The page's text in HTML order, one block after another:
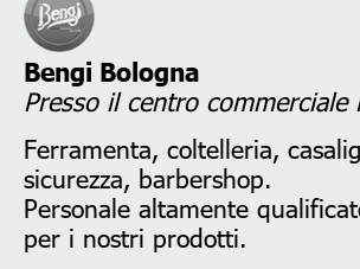
Bengi Bologna
Presso il centro commerciale
Ferramenta, coltelleria,
sicurezza, barbershop.
Personale altamente
per i nostri prodotti.